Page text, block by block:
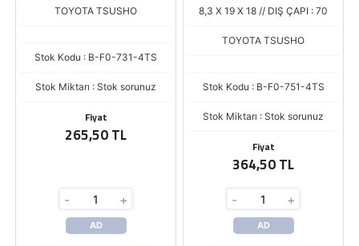
TOYOTA TSUSHO
Stok Kodu : B-F0-731-4TS
Stok Miktarı : Stok sorunuz
Fiyat
265,50 TL
- +
AD
FOCUS - KUGA - MONDEO - S-
MAX - TRANSIT
8,3 X 19 X 18 // DIŞ ÇAPI : 70
TOYOTA TSUSHO
Stok Kodu : B-F0-751-4TS
Stok Miktarı : Stok sorunuz
Fiyat
364,50 TL
- +
AD